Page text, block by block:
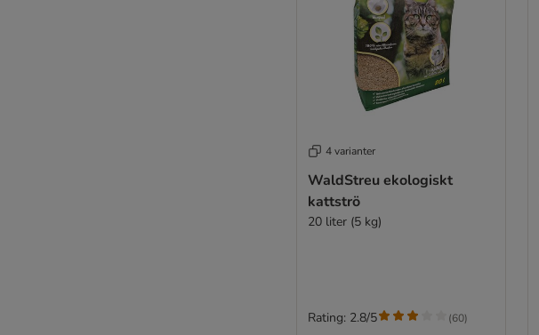
4 varianter
WaldStreu ekologiskt
kattströ
20 liter (5 kg)
Rating: 2.8/5 (60)